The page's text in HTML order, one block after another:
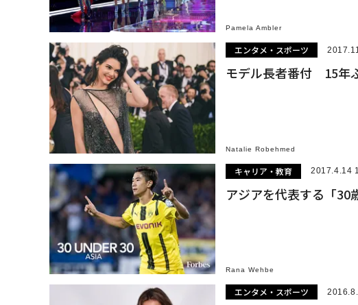
Pamela Ambler
エンタメ・スポーツ
モデル長者番付 15年
Natalie Robehmed
キャリア・教育 2017.4.14
アジアを代表する「30
Rana Wehbe
エンタメ・スポーツ